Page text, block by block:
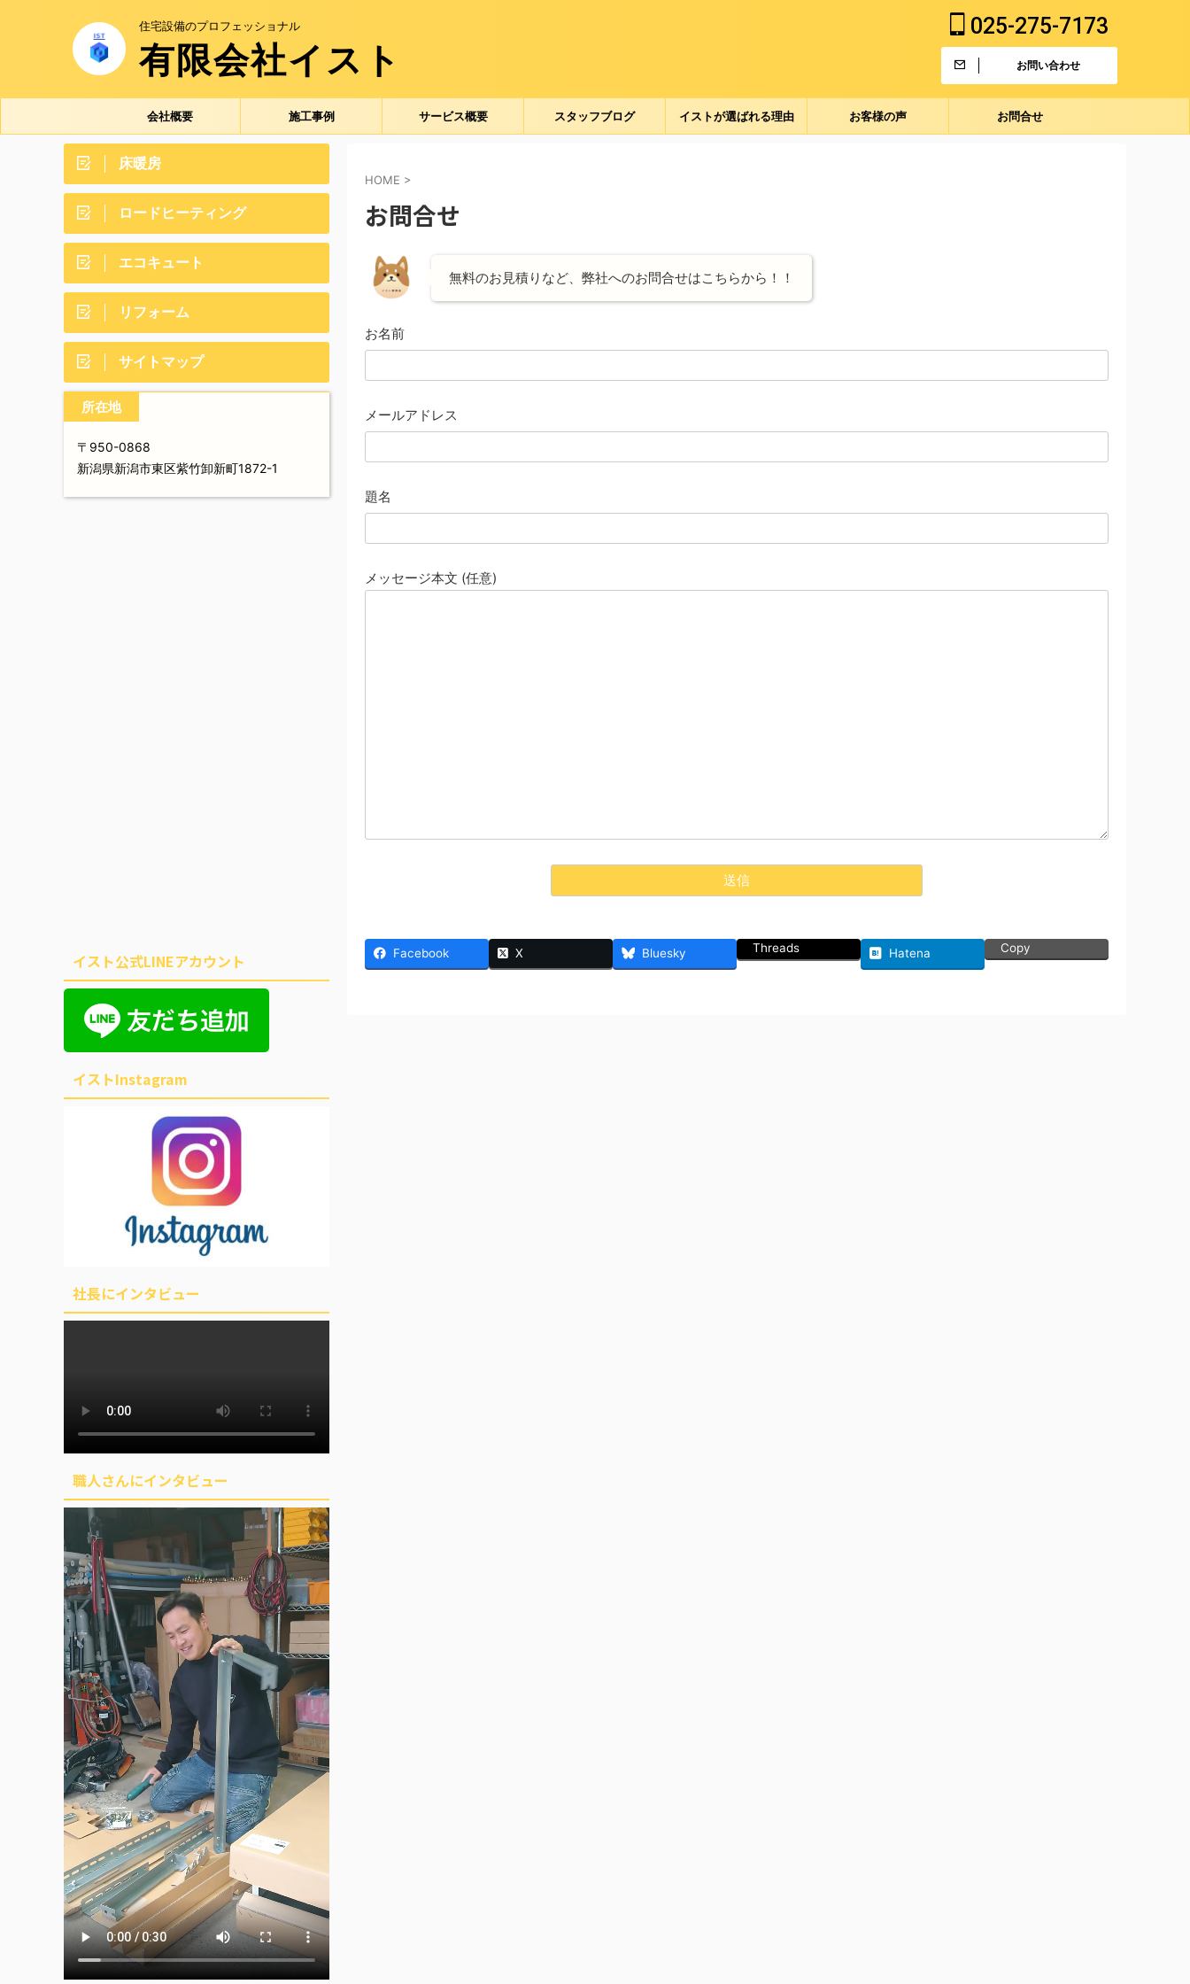
住宅設備のプロフェッショナル
有限会社イスト
025-275-7173
お問い合わせ
会社概要 施工事例 サービス概要 スタッフブログ イストが選ばれる理由 お客様の声 お問合せ
HOME >
お問合せ
無料のお見積りなど、弊社へのお問合せはこちらから！！
お名前
メールアドレス
題名
メッセージ本文 (任意)
Facebook X Bluesky Threads Hatena Copy
床暖房
ロードヒーティング
エコキュート
リフォーム
サイトマップ
所在地
〒950-0868
新潟県新潟市東区紫竹卸新町1872-1
イスト公式LINEアカウント
イストInstagram
社長にインタビュー
職人さんにインタビュー